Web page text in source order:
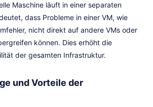
Maschine läuft in einer separaten
dass Probleme in einer VM, wie
nicht direkt auf andere VMs oder
können. Dies erhöht die
der gesamten Infrastruktur.
und Vorteile der